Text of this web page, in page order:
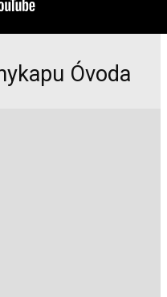
Óvoda